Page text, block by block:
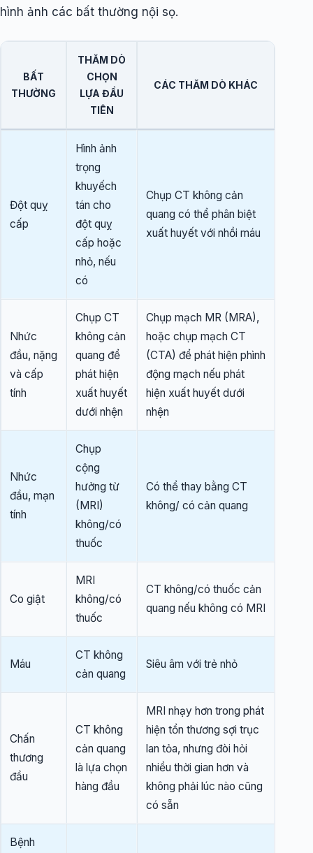
hình ảnh các bất thường nội sọ.
BẤT
THƯỜNG
THĂM DÒ
CHỌN
LỰA ĐẦU
TIÊN
CÁC THĂM DÒ KHÁC
Đột quỵ
cấp
Hình ảnh
trọng
khuyếch
tán cho
đột quỵ
cấp hoặc
nhỏ, nếu
có
Chụp CT không cản
quang có thể phân biệt
xuất huyết với nhồi máu
Nhức
đầu, nặng
và cấp
tính
Chụp CT
không cản
quang để
phát hiện
xuất huyết
dưới nhện
Chụp mạch MR (MRA),
hoặc chụp mạch CT
(CTA) để phát hiện phình
động mạch nếu phát
hiện xuất huyết dưới
nhện
Nhức
đầu, mạn
tính
Chụp
cộng
hưởng từ
(MRI)
không/có
thuốc
Có thể thay bằng CT
không/ có cản quang
Co giật
MRI
không/có
thuốc
CT không/có thuốc cản
quang nếu không có MRI
Máu
CT không
cản quang
Siêu âm với trẻ nhỏ
Chấn
thương
đầu
CT không
cản quang
là lựa chọn
hàng đầu
MRI nhạy hơn trong phát
hiện tổn thương sợi trục
lan tỏa, nhưng đòi hỏi
nhiều thời gian hơn và
không phải lúc nào cũng
có sẵn
Bệnh